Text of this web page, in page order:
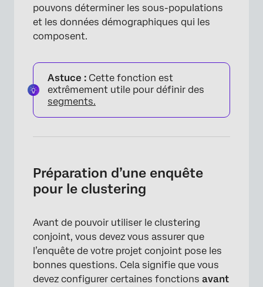
pouvons déterminer les sous-populations
et les données démographiques qui les
composent.
Astuce : Cette fonction est
extrêmement utile pour définir des
segments.
Préparation d’une enquête
pour le clustering
Avant de pouvoir utiliser le clustering
conjoint, vous devez vous assurer que
l’enquête de votre projet conjoint pose les
bonnes questions. Cela signifie que vous
devez configurer certaines fonctions avant